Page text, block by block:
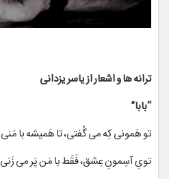
ترانه ها و اشعار از یاسر یزدانی
“بابا”
تو هَمونی کِه می گُفتی، تا هَمیشه با مَنی
تویِ آسِمونِ عِشق، فَقَط با مَن پَر می زَنی